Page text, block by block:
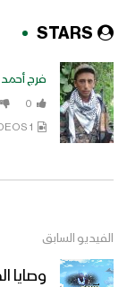
STARS
فرج
0
1 VIDEOS
الفيديو السابق
وصايا